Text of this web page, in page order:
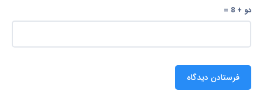
دو + 8 =